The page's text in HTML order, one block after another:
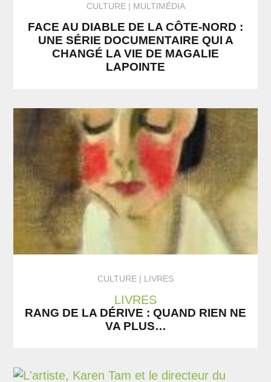
CULTURE MULTIMÉDIA
FACE AU DIABLE DE LA CÔTE-NORD :
UNE SÉRIE DOCUMENTAIRE QUI A
CHANGÉ LA VIE DE MAGALIE
LAPOINTE
CULTURE LIVRES
LIVRES
RANG DE LA DÉRIVE : QUAND RIEN NE
VA PLUS…